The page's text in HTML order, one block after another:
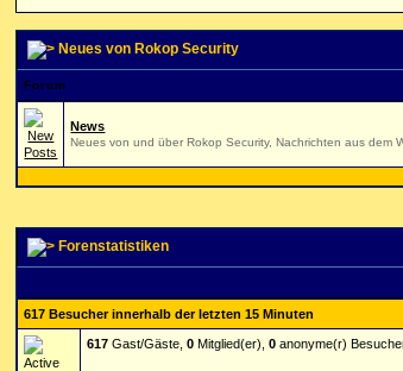
Neues von Rokop Security
Forum
News
Neues von und über Rokop Security, Nachrichten aus dem
Forenstatistiken
617 Besucher innerhalb der letzten 15 Minuten
617 Gast/Gäste,0 Mitglied(er),0 anonyme(r)